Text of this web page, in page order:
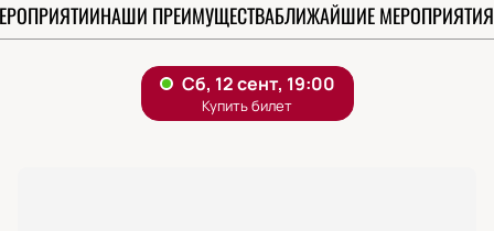
НАШИ ПРЕИМУЩЕСТВАБЛИЖАЙШИЕ МЕРОПРИЯТИЯ